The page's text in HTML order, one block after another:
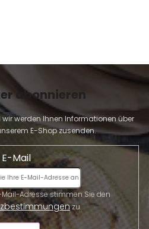
abonnieren
wir werden Ihnen Informationen über
E-Shop zusenden.
E-Mail
zu.